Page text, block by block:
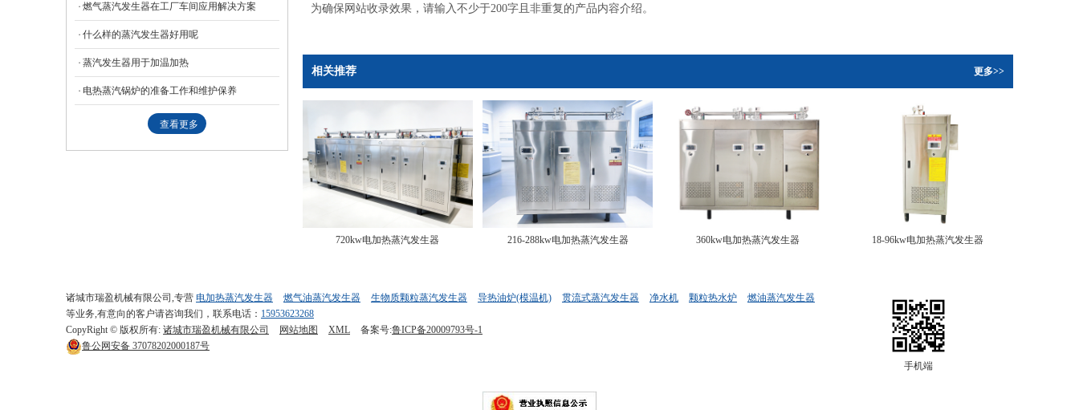
为确保网站收录效果，请输入不少于200字且非重复的产品内容介绍。
相关推荐 更多>>
720kw电加热蒸汽发生器 216-288kw电加热蒸汽发生器 360kw电加热蒸汽发生器 18-96kw电加热蒸汽发生器
燃气蒸汽发生器在工厂车间应用解决方案
什么样的蒸汽发生器好用呢
蒸汽发生器用于加温加热
电热蒸汽锅炉的准备工作和维护保养
查看更多
诸城市瑞盈机械有限公司,专营 电加热蒸汽发生器 燃气油蒸汽发生器 生物质颗粒蒸汽发生器 导热油炉(模温机) 贯流式蒸汽发生器 净水机 颗粒热水炉
燃油蒸汽发生器
等业务,有意向的客户请咨询我们，联系电话： 15953623268
CopyRight © 版权所有: 诸城市瑞盈机械有限公司 网站地图 XML 备案号:鲁ICP备20009793号-1
鲁公网安备 37078202000187号
手机端